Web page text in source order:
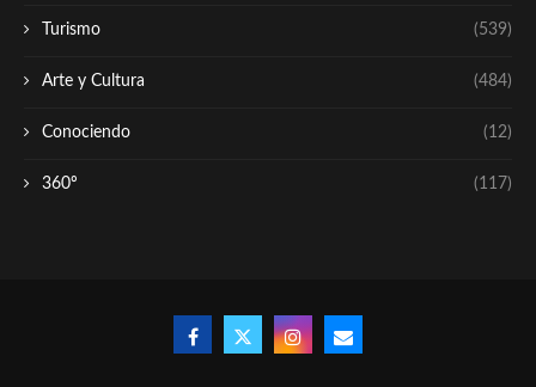
Turismo (539)
Arte y Cultura (484)
Conociendo (12)
360º (117)